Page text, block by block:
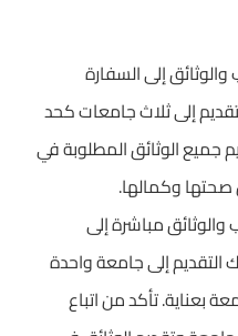
إلى السفارة
إلى ثلاث جامعات كحد
جميع الوثائق المطلوبة في
صحتها وكمالها.
مباشرة إلى
التقديم إلى جامعة واحدة
بعناية. تأكد من اتباع